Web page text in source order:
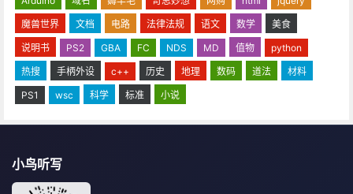
魔兽世界
文档 电路 法律法规 语文 数学
美食
说明书
PS2 GBA FC NDS MD 值物
python
热搜
手柄外设 c++ 历史 地理 数码 道法
材料
PS1
wsc 科学 标准 小说
小鸟听写